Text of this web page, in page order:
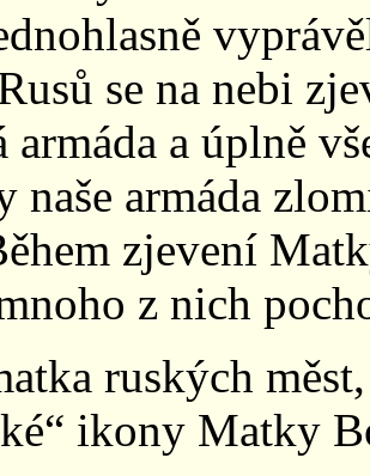
se na nebi
armáda a úplně
naše armáda
zjevení
z nich
ruských
ikony Matky